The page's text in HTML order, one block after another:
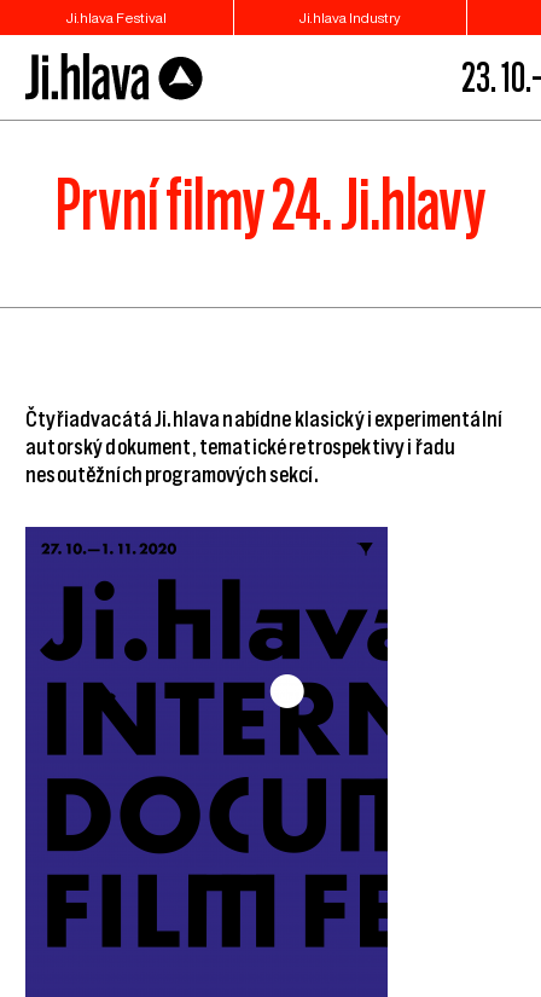
Ji.hlava Festival Ji.hlava Industry
23.
První filmy 24. Ji.hlavy
Čtyřiadvacátá Ji.hlava nabídne klasický i experimentální
autorský dokument, tematické retrospektivy i řadu
nesoutěžních programových sekcí.